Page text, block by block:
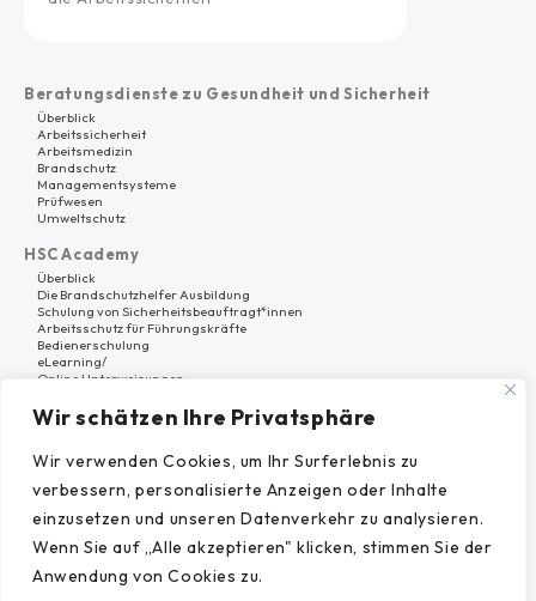
Wir schätzen Ihre Privatsphäre
Wir verwenden Cookies, um Ihr Surferlebnis zu
verbessern, personalisierte Anzeigen oder Inhalte
einzusetzen und unseren Datenverkehr zu analysieren.
Wenn Sie auf „Alle akzeptieren" klicken, stimmen Sie der
Anwendung von Cookies zu.
Beratungsdienste zu Gesundheit und Sicherheit
Überblick
Arbeitssicherheit
Arbeitsmedizin
Brandschutz
Managementsysteme
Prüfwesen
Umweltschutz
HSC Academy
Überblick
Die Brandschutzhelfer Ausbildung
Schulung von Sicherheitsbeauftragt*innen
Arbeitsschutz für Führungskräfte
Bedienerschulung
eLearning/
Online Unterweisungen
Software
HSC Platform
Warum HSC Nord?
Über uns
Referenzen